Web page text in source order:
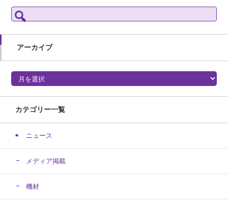
検
索:
アーカイブ
アーカイブ
カテゴリー一覧
ニュース
メディア掲載
機材